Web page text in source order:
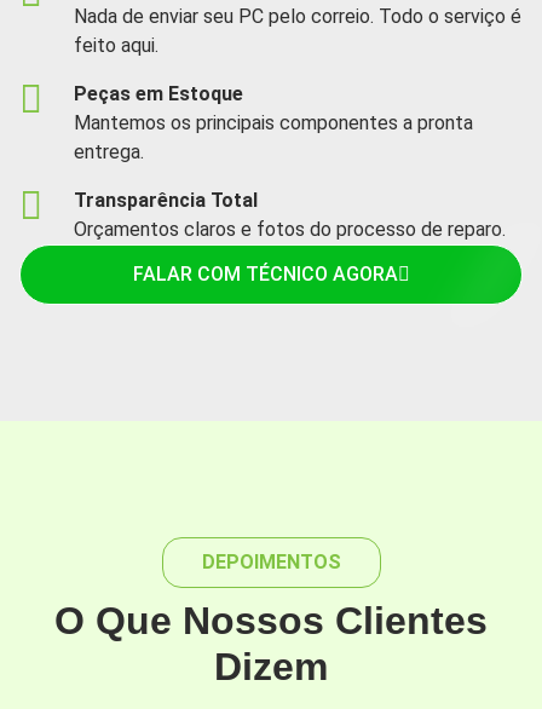
Nada de enviar seu PC pelo correio. Todo o serviço é
feito aqui.
Peças em Estoque
Mantemos os principais componentes a pronta
entrega.
Transparência Total
Orçamentos claros e fotos do processo de reparo.
FALAR COM TÉCNICO AGORA
DEPOIMENTOS
O Que Nossos Clientes
Dizem